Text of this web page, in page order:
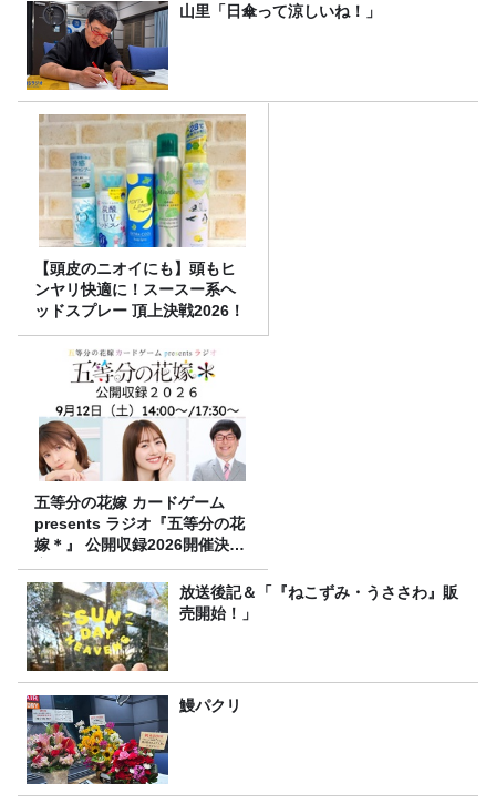
山里「日傘って涼しいね！」
【頭皮のニオイにも】頭もヒ
ンヤリ快適に！スースー系ヘ
ッドスプレー 頂上決戦2026！
五等分の花嫁 カードゲーム
presents ラジオ『五等分の花
嫁＊』 公開収録2026開催決
定！
放送後記＆「『ねこずみ・うささわ』販
売開始！」
鰻パクリ